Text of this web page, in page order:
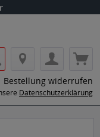
Bestellung widerrufen
Datenschutzerklärung